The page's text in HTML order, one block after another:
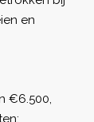
en
€6.500,